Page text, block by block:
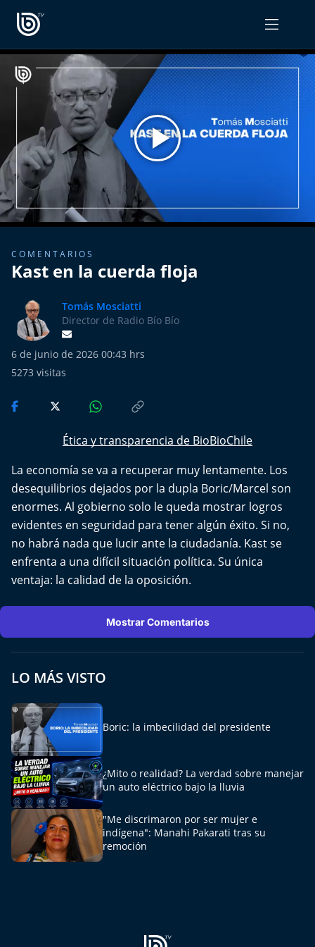
PROGRAMAS
Radiograma
Expreso Bío Bío
Podría Ser Peor
La Entrevista de Tomás Mosciatti
Entrevistas BioBioTV
Más de Ti Podcast
Realizadores
Más de 100 Días
Tu Mereces Ser Feliz
Efemérides
Del Fin del Mundo
Deportes
Conexión Digital
La Ruta del Pulsar
Psicología Abierta
Impacto Tecnológico
Sesiones Dieciocheras
OPINIÓN
PODCAST RADIOGRAMA
COMENTARIOS
Kast en la cuerda floja
Tomás Mosciatti
Director de Radio Bío Bío
6 de junio de 2026 00:43 hrs
5273 visitas
Ética y transparencia de BioBioChile
La economía se va a recuperar muy lentamente. Los
desequilibrios dejados por la dupla Boric/Marcel son
enormes. Al gobierno solo le queda mostrar logros
evidentes en seguridad para tener algún éxito. Si no,
no habrá nada que lucir ante la ciudadanía. Kast se
enfrenta a una difícil situación política. Su única
ventaja: la calidad de la oposición.
Mostrar Comentarios
LO MÁS VISTO
Boric: la imbecilidad del presidente
¿Mito o realidad? La verdad sobre manejar
un auto eléctrico bajo la lluvia
"Me discrimaron por ser mujer e
indígena": Manahi Pakarati tras su
remoción